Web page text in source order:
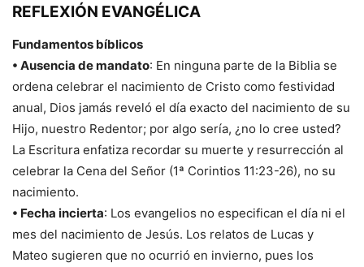
REFLEXIÓN EVANGÉLICA
Fundamentos bíblicos
• Ausencia de mandato: En ninguna parte de la Biblia se
ordena celebrar el nacimiento de Cristo como festividad
anual, Dios jamás reveló el día exacto del nacimiento de su
Hijo, nuestro Redentor; por algo sería, ¿no lo cree usted?
La Escritura enfatiza recordar su muerte y resurrección al
celebrar la Cena del Señor (1ª Corintios 11:23-26), no su
nacimiento.
• Fecha incierta: Los evangelios no especifican el día ni el
mes del nacimiento de Jesús. Los relatos de Lucas y
Mateo sugieren que no ocurrió en invierno, pues los